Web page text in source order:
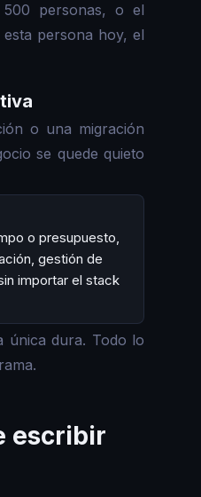
personas, o el
persona hoy, el
o una migración
se quede quieto
o presupuesto,
gestión de
importar el stack
única dura. Todo lo
escribir